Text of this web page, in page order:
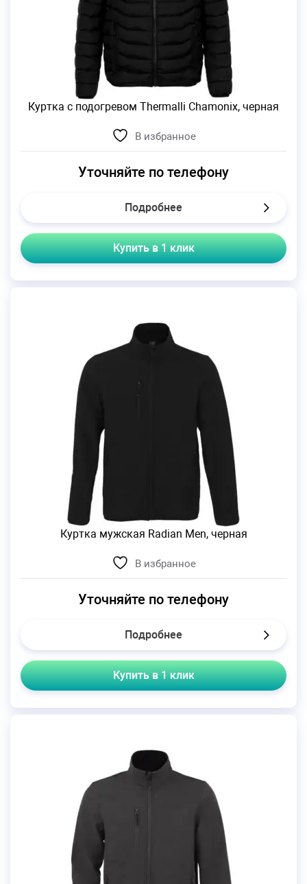
Куртка с подогревом Thermalli Chamonix, черная
В избранное
Уточняйте по телефону
Подробнее
Купить в 1 клик
Куртка мужская Radian Men, черная
В избранное
Уточняйте по телефону
Подробнее
Купить в 1 клик